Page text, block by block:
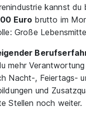
kannst
Euro brutto im
Große
mehr
Nacht-, Feiertags-
und
Stellen noch weiter.